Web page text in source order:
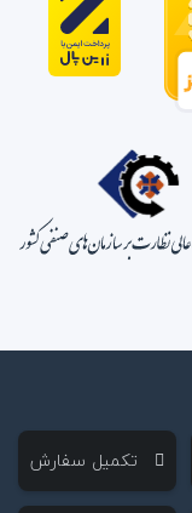
‌ تکمیل سفارش